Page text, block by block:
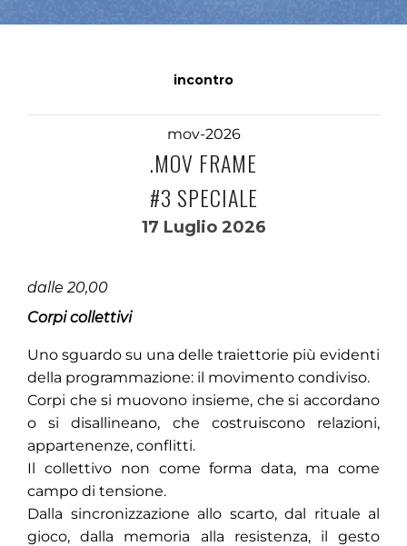
incontro
mov-2026
.MOV FRAME
#3 SPECIALE
17 Luglio 2026
dalle 20,00
Corpi collettivi
Uno sguardo su una delle traiettorie più evidenti
della programmazione: il movimento condiviso.
Corpi che si muovono insieme, che si accordano
o si disallineano, che costruiscono relazioni,
appartenenze, conflitti.
Il collettivo non come forma data, ma come
campo di tensione.
Dalla sincronizzazione allo scarto, dal rituale al
gioco, dalla memoria alla resistenza, il gesto